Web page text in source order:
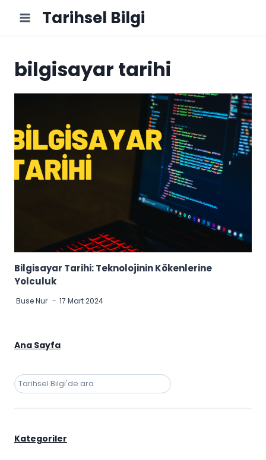
content
Tarihsel Bilgi
bilgisayar tarihi
Bilgisayar Tarihi: Teknolojinin Kökenlerine
Yolculuk
Buse Nur 17 Mart 2024
Ana Sayfa
Ara
Kategoriler